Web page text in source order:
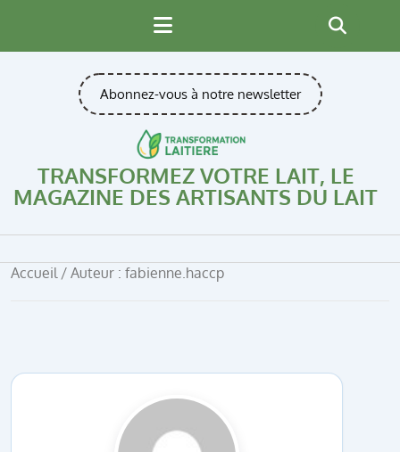
content
Abonnez-vous à notre newsletter
TRANSFORMEZ VOTRE LAIT, LE
MAGAZINE DES ARTISANTS DU LAIT
Accueil / Auteur : fabienne.haccp